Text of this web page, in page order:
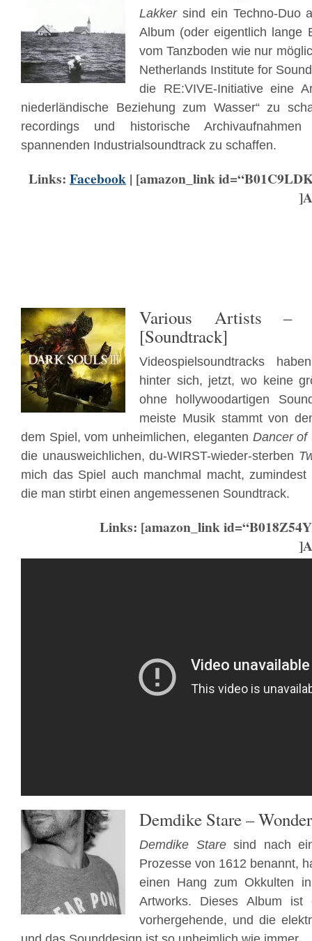
Lakker sind ein Techno-Duo
Album (oder eigentlich lange
vom Tanzboden wie nur
Netherlands Institute for
die RE:VIVE-Initiative eine
niederländische Beziehung zum Wasser“ zu
recordings und historische
spannenden Industrialsoundtrack zu schaffen.
Links: Facebook | [amazon_link
Various Artists –
[Soundtrack]
Videospielsoundtracks
hinter sich, jetzt, wo keine
ohne hollywoodartigen
meiste Musik stammt von
dem Spiel, vom unheimlichen, eleganten Dancer of
die unausweichlichen, du-WIRST-wieder-sterben
mich das Spiel auch manchmal macht,
die man stirbt einen angemessenen Soundtrack.
Links: [amazon_link
Demdike Stare –
Demdike Staresind nach
Prozesse von 1612 benannt,
einen Hang zum Okkulten
Artworks. Dieses Album ist
vorhergehende, und die